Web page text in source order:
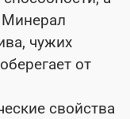
Минерал
чужих
от
свойства